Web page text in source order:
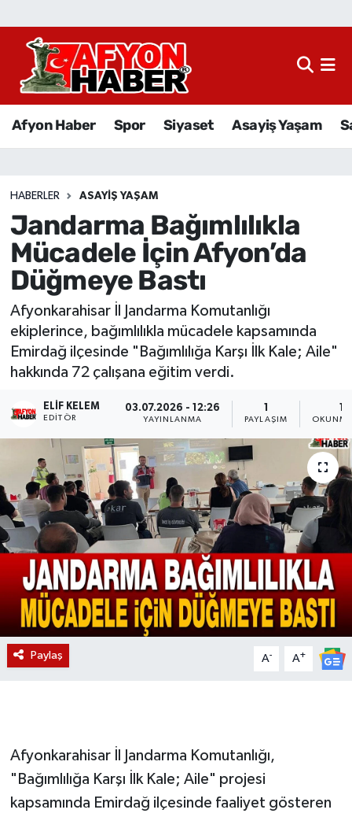
Afyon Haber Spor Siyaset Asayiş Yaşam
HABERLER ASAYIŞ YAŞAM
Jandarma Bağımlılıkla
Mücadele İçin Afyon’da
Düğmeye Bastı
Afyonkarahisar İl Jandarma Komutanlığı
ekiplerince, bağımlılıkla mücadele kapsamında
Emirdağ ilçesinde "Bağımlılığa Karşı İlk Kale; Aile"
hakkında 72 çalışana eğitim verdi.
ELIF KELEM
EDITÖR
03.07.2026 - 12:26
YAYINLANMA PAYLAŞIM
Paylaş A- A+
Afyonkarahisar İl Jandarma Komutanlığı,
"Bağımlılığa Karşı İlk Kale; Aile" projesi
kapsamında Emirdağ ilçesinde faaliyet gösteren
Afyon Haber
Sağlık
Eğitim
Sivil Toplum
Ekonomi
Magazin
Etkinlikler